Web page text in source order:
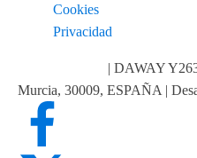
Cookies
Privacidad
| DAWAY
Murcia, 30009, ESPAÑA |